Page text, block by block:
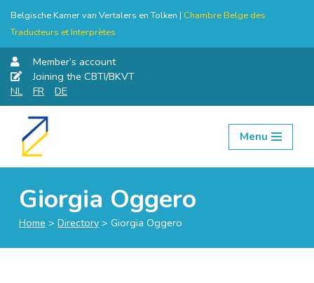
Belgische Kamer van Vertalers en Tolken | Chambre Belge des
Traducteurs et Interprètes
Member’s account
Joining the CBTI/BKVT
NL
FR DE
Skip
Menu
Giorgia Oggero
Home > Directory > Giorgia Oggero